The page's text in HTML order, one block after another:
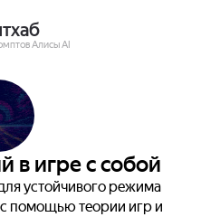
Алисы AI
в игре с собой
устойчивого режима
помощью теории игр и